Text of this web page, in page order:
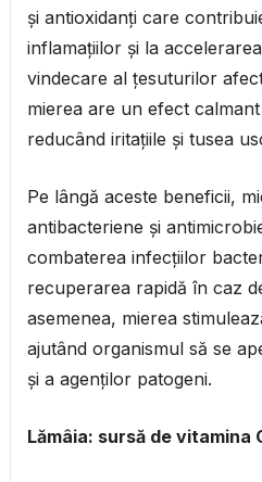
și antioxidanți care
inflamațiilor și la
vindecare al țesuturilor
mierea are un efect
reducând iritațiile și tusea
Pe lângă aceste beneficii,
antibacteriene și
combaterea infecțiilor
recuperarea rapidă în caz
asemenea, mierea
ajutând organismul să se
și a agenților patogeni.
Lămâia: sursă de